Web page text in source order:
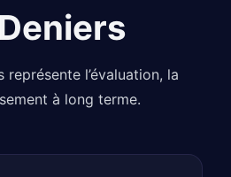
représente l’évaluation, la
à long terme.